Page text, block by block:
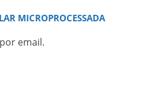
MICROPROCESSADA
email.